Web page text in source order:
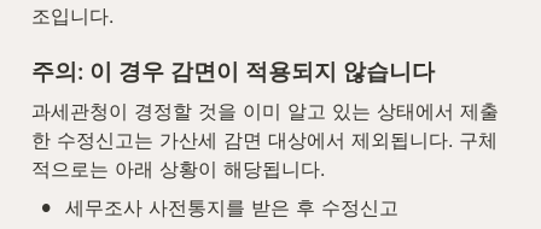
조입니다.
주의: 이 경우 감면이 적용되지 않습니다
과세관청이 경정할 것을 이미 알고 있는 상태에서 제출
한 수정신고는 가산세 감면 대상에서 제외됩니다. 구체
적으로는 아래 상황이 해당됩니다.
• 세무조사 사전통지를 받은 후 수정신고